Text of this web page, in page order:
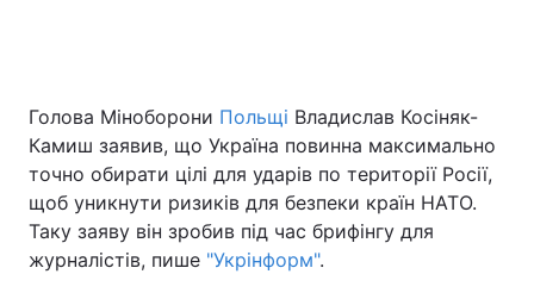
Голова Міноборони Польщі Владислав Косіняк-
Камиш заявив, що Україна повинна максимально
точно обирати цілі для ударів по території Росії,
щоб уникнути ризиків для безпеки країн НАТО.
Таку заяву він зробив під час брифінгу для
журналістів, пише "Укрінформ".